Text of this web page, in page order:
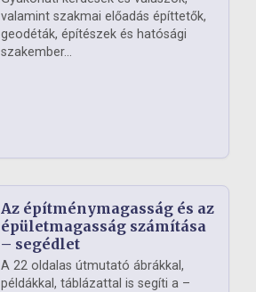
valamint szakmai előadás építtetők,
geodéták, építészek és hatósági
szakember...
Az építménymagasság és az
épületmagasság számítása
– segédlet
A 22 oldalas útmutató ábrákkal,
példákkal, táblázattal is segíti a –